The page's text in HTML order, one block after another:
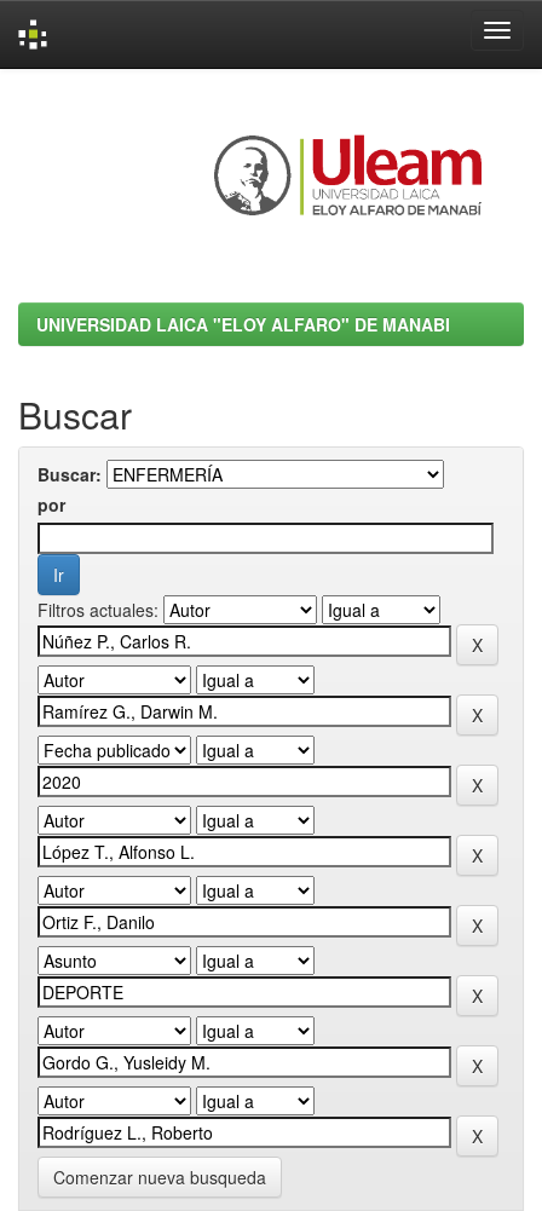
UNIVERSIDAD LAICA "ELOY ALFARO" DE MANABI
Buscar
Buscar:
por
Filtros actuales:
Comenzar nueva busqueda